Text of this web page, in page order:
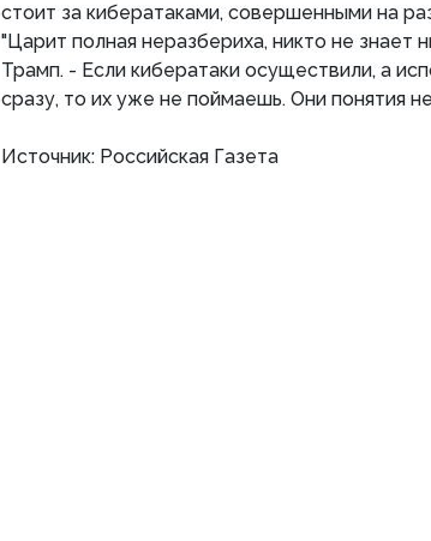
стоит за кибератаками, совершенными на
"Царит полная неразбериха, никто не знает
Трамп. - Если кибератаки осуществили, а
сразу, то их уже не поймаешь. Они понятия
Источник: Российская Газета